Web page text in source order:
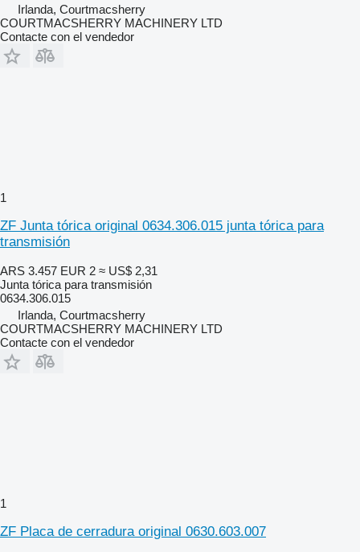
Irlanda, Courtmacsherry
COURTMACSHERRY MACHINERY LTD
Contacte con el vendedor
1
ZF Junta tórica original 0634.306.015 junta tórica para
transmisión
ARS 3.457 EUR 2 ≈ US$ 2,31
Junta tórica para transmisión
0634.306.015
Irlanda, Courtmacsherry
COURTMACSHERRY MACHINERY LTD
Contacte con el vendedor
1
ZF Placa de cerradura original 0630.603.007